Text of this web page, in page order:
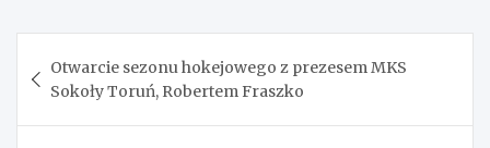
wpisu
Otwarcie sezonu hokejowego z prezesem MKS
Sokoły Toruń, Robertem Fraszko